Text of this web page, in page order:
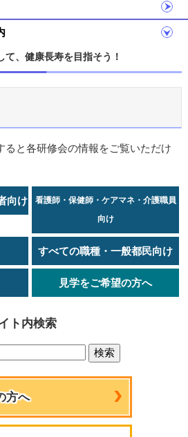
、健康長寿を目指そう！
ると各研修会の情報をご覧いただけ
向け
看護師・保健師・ケアマネ・介護職員
向け
すべての職種・一般都民向け
見学をご希望の方へ
ト内検索
方へ